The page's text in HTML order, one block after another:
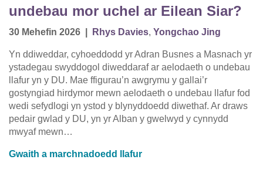
undebau mor uchel ar Eilean Siar?
30 Mehefin 2026 Rhys Davies, Yongchao Jing
Yn ddiweddar, cyhoeddodd yr Adran Busnes a Masnach yr
ystadegau swyddogol diweddaraf ar aelodaeth o undebau
llafur yn y DU. Mae ffigurau’n awgrymu y gallai’r
gostyngiad hirdymor mewn aelodaeth o undebau llafur fod
wedi sefydlogi yn ystod y blynyddoedd diwethaf. Ar draws
pedair gwlad y DU, yn yr Alban y gwelwyd y cynnydd
mwyaf mewn…
Gwaith a marchnadoedd llafur